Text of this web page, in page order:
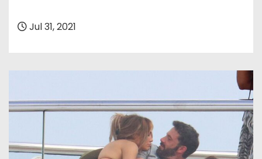
Jul 31, 2021